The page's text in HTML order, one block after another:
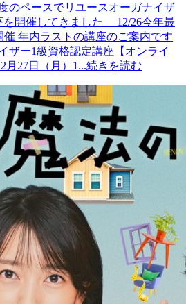
のペースでリユースオーガナイザ
を開催してきました 12/26今年最
催 年内ラストの講座のご案内です
ザー1級資格認定講座【オンライ
月27日（月）1 ...続きを読む